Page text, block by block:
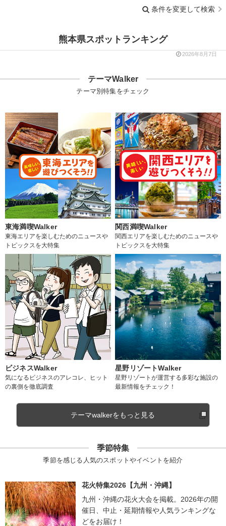
条件を変更して検索
熊本県スポットランキング
2026年8月7日
テーマWalker
テーマ別特集をチェック
東海満喫Walker
東海エリアを楽しむためのニュースや
トピックスを大特集
関西満喫Walker
関西エリアを楽しむためのニュースや
トピックスを大特集
ビジネスWalker
気になるビジネスのアレコレ、ヒット
の裏側を徹底調査
星野リゾートWalker
星野リゾートが運営する多彩な施設の
最新情報をチェック！
テーマwalkerをもっと見る
季節特集
季節を感じる人気のスポットやイベントを紹介
花火特集2026【九州・沖縄】
九州・沖縄の花火大会を掲載。2026年の開
催日、中止・延期情報や人気ランキングな
どをお届け！